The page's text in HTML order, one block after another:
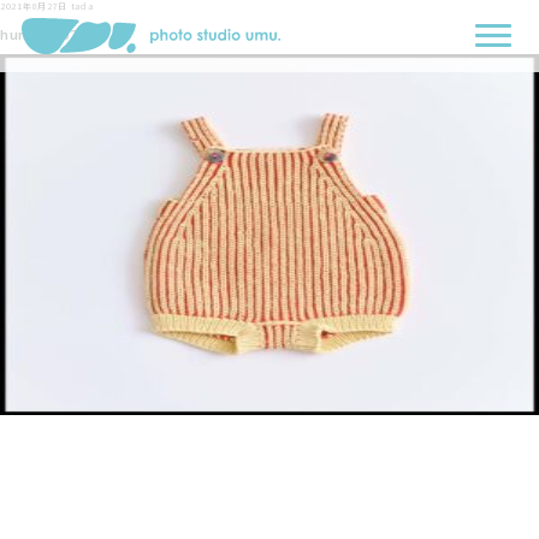
2021年8月27日 tada
hundred02